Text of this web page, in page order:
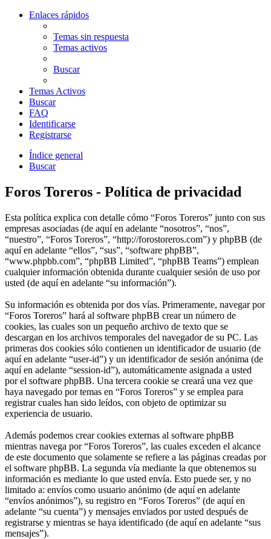
Enlaces rápidos
Temas sin respuesta
Temas activos
Buscar
Temas Activos
Buscar
FAQ
Identificarse
Registrarse
Índice general
Buscar
Foros Toreros - Política de privacidad
Esta política explica con detalle cómo “Foros Toreros” junto con sus
empresas asociadas (de aquí en adelante “nosotros”, “nos”,
“nuestro”, “Foros Toreros”, “http://forostoreros.com”) y phpBB (de
aquí en adelante “ellos”, “sus”, “software phpBB”,
“www.phpbb.com”, “phpBB Limited”, “phpBB Teams”) emplean
cualquier información obtenida durante cualquier sesión de uso por
usted (de aquí en adelante “su información”).
Su información es obtenida por dos vías. Primeramente, navegar por
“Foros Toreros” hará al software phpBB crear un número de
cookies, las cuales son un pequeño archivo de texto que se
descargan en los archivos temporales del navegador de su PC. Las
primeras dos cookies sólo contienen un identificador de usuario (de
aquí en adelante “user-id”) y un identificador de sesión anónima (de
aquí en adelante “session-id”), automáticamente asignada a usted
por el software phpBB. Una tercera cookie se creará una vez que
haya navegado por temas en “Foros Toreros” y se emplea para
registrar cuales han sido leídos, con objeto de optimizar su
experiencia de usuario.
Además podemos crear cookies externas al software phpBB
mientras navega por “Foros Toreros”, las cuales exceden el alcance
de este documento que solamente se refiere a las páginas creadas por
el software phpBB. La segunda vía mediante la que obtenemos su
información es mediante lo que usted envía. Esto puede ser, y no
limitado a: envíos como usuario anónimo (de aquí en adelante
“envíos anónimos”), su registro en “Foros Toreros” (de aquí en
adelante “su cuenta”) y mensajes enviados por usted después de
registrarse y mientras se haya identificado (de aquí en adelante “sus
mensajes”).